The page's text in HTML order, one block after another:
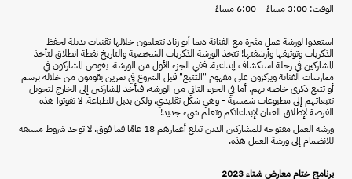
الوقت: 3:00 مساءً – 6:00 مساءً
استعدوا لورشة عمل مثيرة مع الفنانة ديما أبو زناد تتعلمون خلالها تقنيات بديلة لحفظ
الذكريات وتوثيقها وأرشفتها! تتخذ الورشة الذكريات الشخصية والتاريخ نقطة انطلاق لتأخذ
المشاركين في رحلة استكشاف إبداعية. ففي الجزء الأول من الورشة، يغوص المشاركون في
ممارسات الفنانة ويركزون على مفهوم "التتبع" قبل الشروع في تمرين يقومون من خلاله برسم
أو تتبع ذكرى خاصة بهم. أما في الجزء الثاني من الورشة، فيأخذ المشاركين إلى الخارج لتحويل
تتبعاتهم إلى مطبوعات شمسية - وهي شكل تقليدي، ولكن بديل للطباعة. لا تفوتوا هذه
الفرصة لإطلاق العنان لإبداعاتكم وتعلم شيء جديد!
ورشة العمل مفتوحة للمشاركين الذين تبلغ أعمارهم 18 عامًا فما فوق. لا توجد شروط مسبقة
للانضمام إلى ورشة العمل هذه.
برنامج ختام معارض شتاء 2023